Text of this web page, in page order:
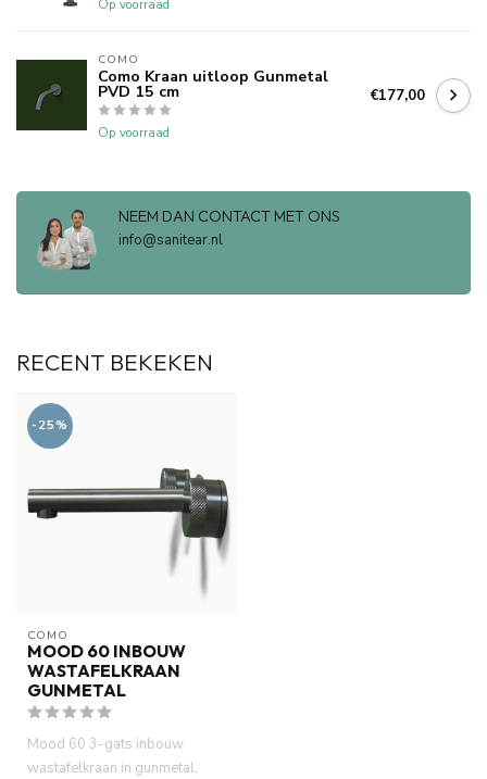
Op voorraad
COMO
Como Kraan uitloop Gunmetal
PVD 15 cm
Op voorraad
€177,00
NEEM DAN CONTACT MET ONS
info@sanitear.nl
RECENT BEKEKEN
-25%
COMO
MOOD 60 INBOUW
WASTAFELKRAAN
GUNMETAL
Mood 60 3-gats inbouw
wastafelkraan in gunmetal,